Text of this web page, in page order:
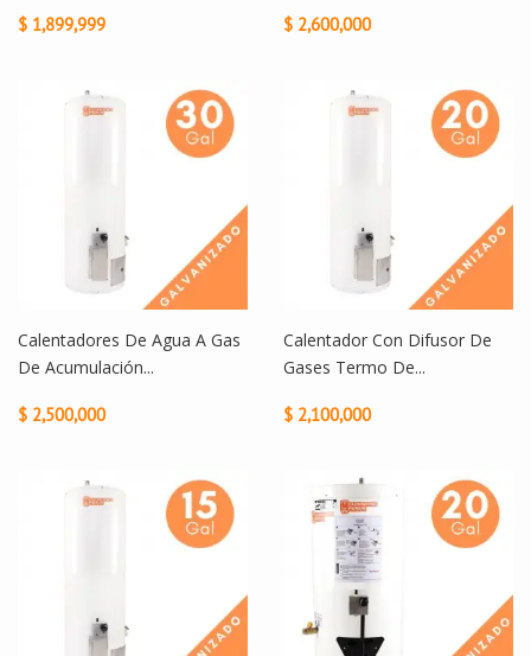
$ 1,899,999 $ 2,600,000
Calentadores De Agua A Gas
De Acumulación...
$ 2,500,000
Calentador Con Difusor De
Gases Termo De...
$ 2,100,000